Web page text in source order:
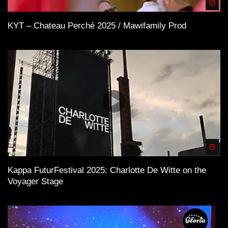
KYT – Chateau Perché 2025 / Mawifamily Prod
Kappa FuturFestival 2025: Charlotte De Witte on the
Voyager Stage